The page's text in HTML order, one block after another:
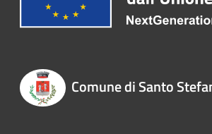
Comune di Santo